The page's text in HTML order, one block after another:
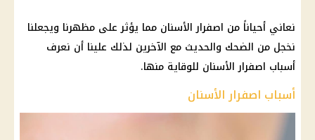
نعاني أحياناً من اصفرار الأسنان مما يؤثر على مظهرنا ويجعلنا
نخجل من الضحك والحديث مع الآخرين لذلك علينا أن نعرف
أسباب اصفرار الأسنان للوقاية منها.
أسباب اصفرار الأسنان